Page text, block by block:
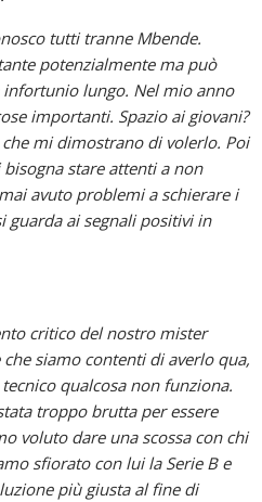
tutti tranne Mbende.
potenzialmente ma può
lungo. Nel mio anno
importanti. Spazio ai giovani?
mi dimostrano di volerlo. Poi
stare attenti a non
avuto problemi a schierare i
guarda ai segnali positivi in
critico del nostro mister
siamo contenti di averlo qua,
qualcosa non funziona.
troppo brutta per essere
voluto dare una scossa con chi
sfiorato con lui la Serie B e
più giusta al fine di